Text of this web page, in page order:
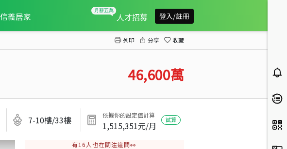
信義居家 人才招募 登入/註冊
列印 分享 收藏
46,600萬
7-10樓/33樓 依據你的設定值計算
1,515,351元/月
試算
有16 人也在關注這間👀